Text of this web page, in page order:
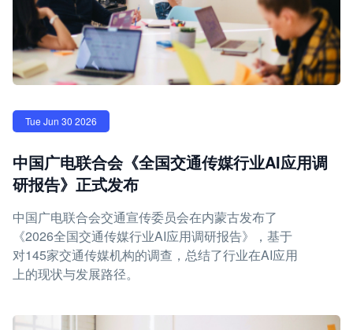
Tue Jun 30 2026
中国广电联合会《全国交通传媒行业AI应用调
研报告》正式发布
中国广电联合会交通宣传委员会在内蒙古发布了
《2026全国交通传媒行业AI应用调研报告》，基于
对145家交通传媒机构的调查，总结了行业在AI应用
上的现状与发展路径。